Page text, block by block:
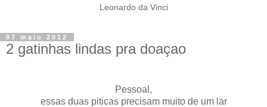
Leonardo da Vinci
07 maio 2012
2 gatinhas lindas pra doaçao
Pessoal,
essas duas piticas precisam muito de um lar